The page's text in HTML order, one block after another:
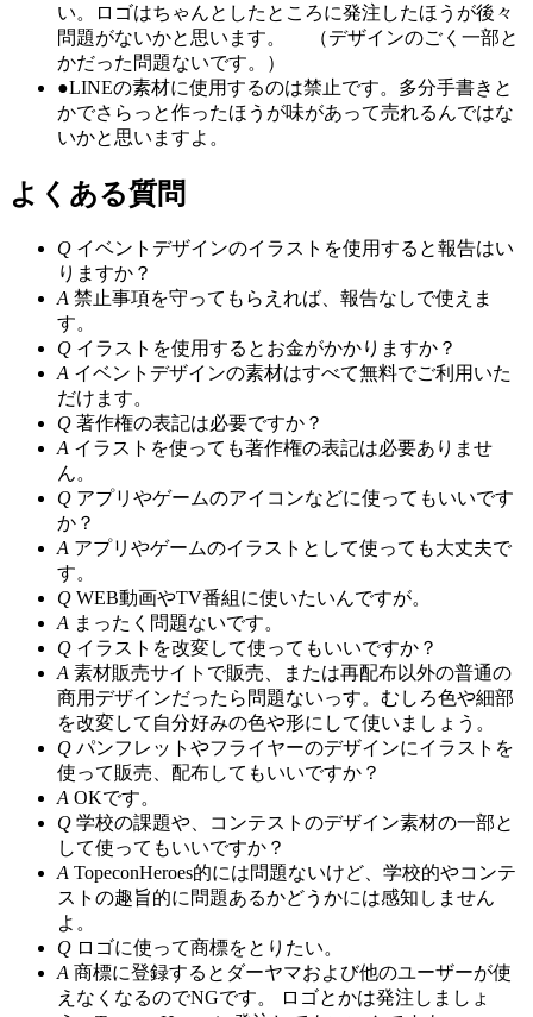
い。ロゴはちゃんとしたところに発注したほうが後々
問題がないかと思います。 （デザインのごく一部と
かだった問題ないです。）
●LINEの素材に使用するのは禁止です。多分手書きと
かでさらっと作ったほうが味があって売れるんではな
いかと思いますよ。
よくある質問
Q イベントデザインのイラストを使用すると報告はい
りますか？
A 禁止事項を守ってもらえれば、報告なしで使えま
す。
Q イラストを使用するとお金がかかりますか？
A イベントデザインの素材はすべて無料でご利用いた
だけます。
Q 著作権の表記は必要ですか？
A イラストを使っても著作権の表記は必要ありませ
ん。
Q アプリやゲームのアイコンなどに使ってもいいです
か？
A アプリやゲームのイラストとして使っても大丈夫で
す。
Q WEB動画やTV番組に使いたいんですが。
A まったく問題ないです。
Q イラストを改変して使ってもいいですか？
A 素材販売サイトで販売、または再配布以外の普通の
商用デザインだったら問題ないっす。むしろ色や細部
を改変して自分好みの色や形にして使いましょう。
Q パンフレットやフライヤーのデザインにイラストを
使って販売、配布してもいいですか？
A OKです。
Q 学校の課題や、コンテストのデザイン素材の一部と
して使ってもいいですか？
A TopeconHeroes的には問題ないけど、学校的やコンテ
ストの趣旨的に問題あるかどうかには感知しません
よ。
Q ロゴに使って商標をとりたい。
A 商標に登録するとダーヤマおよび他のユーザーが使
えなくなるのでNGです。 ロゴとかは発注しましょ